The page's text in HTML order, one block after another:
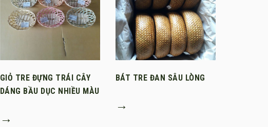
GIỎ TRE ĐỰNG TRÁI CÂY
DÁNG BẦU DỤC NHIỀU MÀU
→
BÁT TRE ĐAN SÂU LÒNG
→